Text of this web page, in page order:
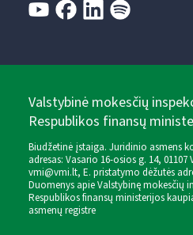
Valstybinė mokesčių
Respublikos finansų
Biudžetinė įstaiga. Juridinio asmens
adresas: Vasario 16-osios g. 14,
vmi@vmi.lt, E. pristatymo dėžutės
Duomenys apie Valstybinę mokesčių
Respublikos finansų ministerijos
asmenų registre